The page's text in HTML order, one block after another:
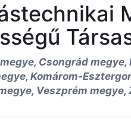
Csongrád megye,
Komárom-
Veszprém megye,